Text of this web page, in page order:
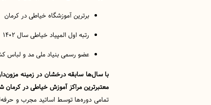
برترین آموزشگاه خیاطی در کرمان
رتبه اول المپیاد خیاطی سال ۱۴۰۲
عضو رسمی بنیاد ملی مد و لباس
با سال‌ها سابقه درخشان در زمینه
معتبرترین مراکز آموزش خیاطی در کرمان
تمامی دوره‌ها توسط اساتید مجرب و